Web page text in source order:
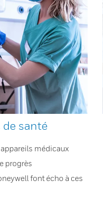
santé
médicaux
progrès
font écho à ces